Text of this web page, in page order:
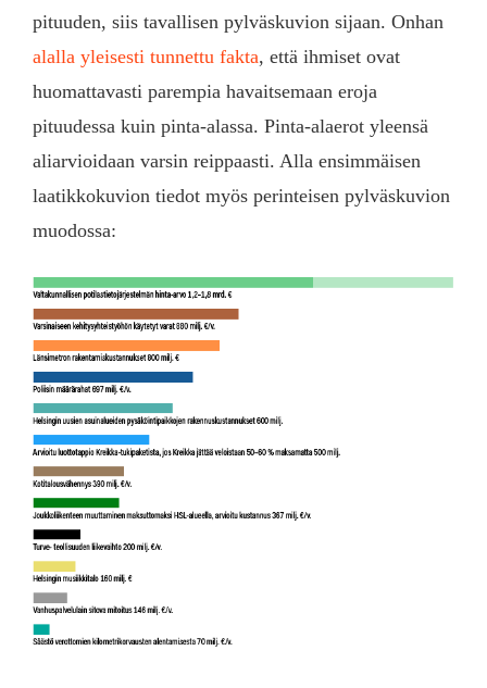
pituuden, siis tavallisen pylväskuvion sijaan. Onhan
alalla yleisesti tunnettu fakta, että ihmiset ovat
huomattavasti parempia havaitsemaan eroja
pituudessa kuin pinta-alassa. Pinta-alaerot yleensä
aliarvioidaan varsin reippaasti. Alla ensimmäisen
laatikkokuvion tiedot myös perinteisen pylväskuvion
muodossa: